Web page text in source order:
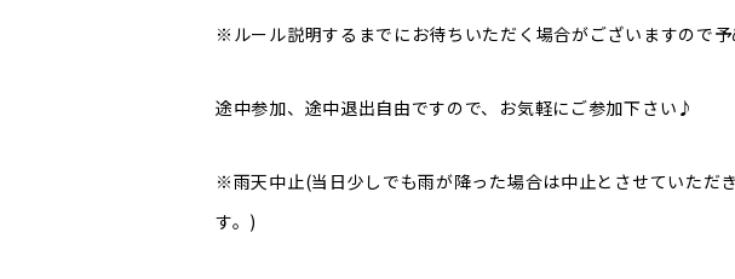
※ルール説明するまでにお待ちいただく場合がございますので
途中参加、途中退出自由ですので、お気軽にご参加下さい♪
※雨天中止(当日少しでも雨が降った場合は中止とさせていただ
す。)